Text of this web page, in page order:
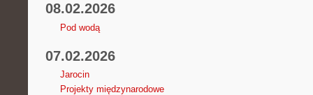
08.02.2026
Pod wodą
07.02.2026
Jarocin
Projekty międzynarodowe